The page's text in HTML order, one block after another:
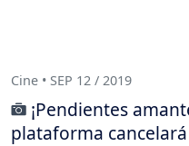
Cine • SEP 12 / 2019
¡Pendientes
plataforma